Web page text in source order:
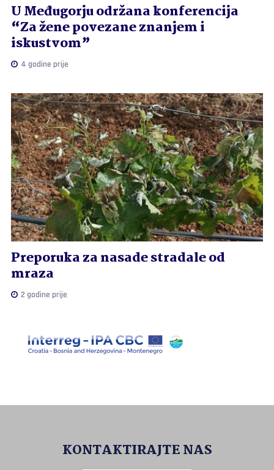
U Međugorju održana konferencija
“Za žene povezane znanjem i
iskustvom”
4 godine prije
Preporuka za nasade stradale od
mraza
2 godine prije
KONTAKTIRAJTE NAS